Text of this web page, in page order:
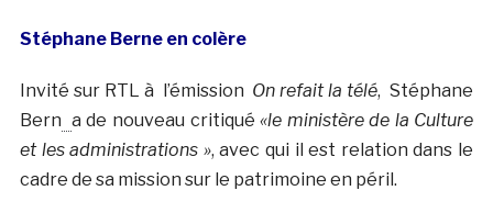
Stéphane Berne en colère
Invité sur RTL à l’émission On refait la télé, Stéphane
Bern a de nouveau critiqué«le ministère de la Culture
et les administrations », avec qui il est relation dans le
cadre de sa mission sur le patrimoine en péril.